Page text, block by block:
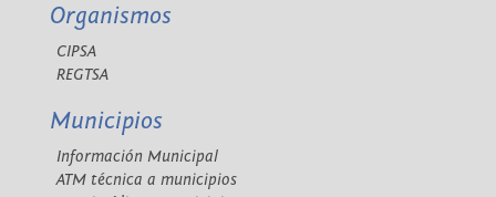
Organismos
CIPSA
REGTSA
Municipios
Información Municipal
ATM técnica a municipios